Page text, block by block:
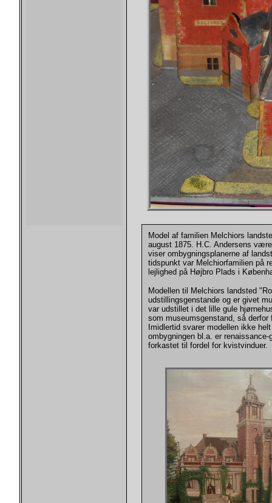
Model af familien Melchiors
august 1875. H.C. Andersens
viser ombygningsplanerne af
tidspunkt var Melchiorfamilien på
lejlighed på Højbro Plads i
Modellen til Melchiors landsted
udstillingsgenstande og er givet
var udstillet i det lille gule
som museumsgenstand, så
Imidlertid svarer modellen ikke
ombygningen bl.a. er
forkastet til fordel for kvistvinduer.